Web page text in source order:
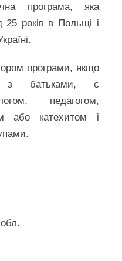
програма, яка
років в Польщі і
програми, якщо
з батьками, є
педагогом,
або катехитом і